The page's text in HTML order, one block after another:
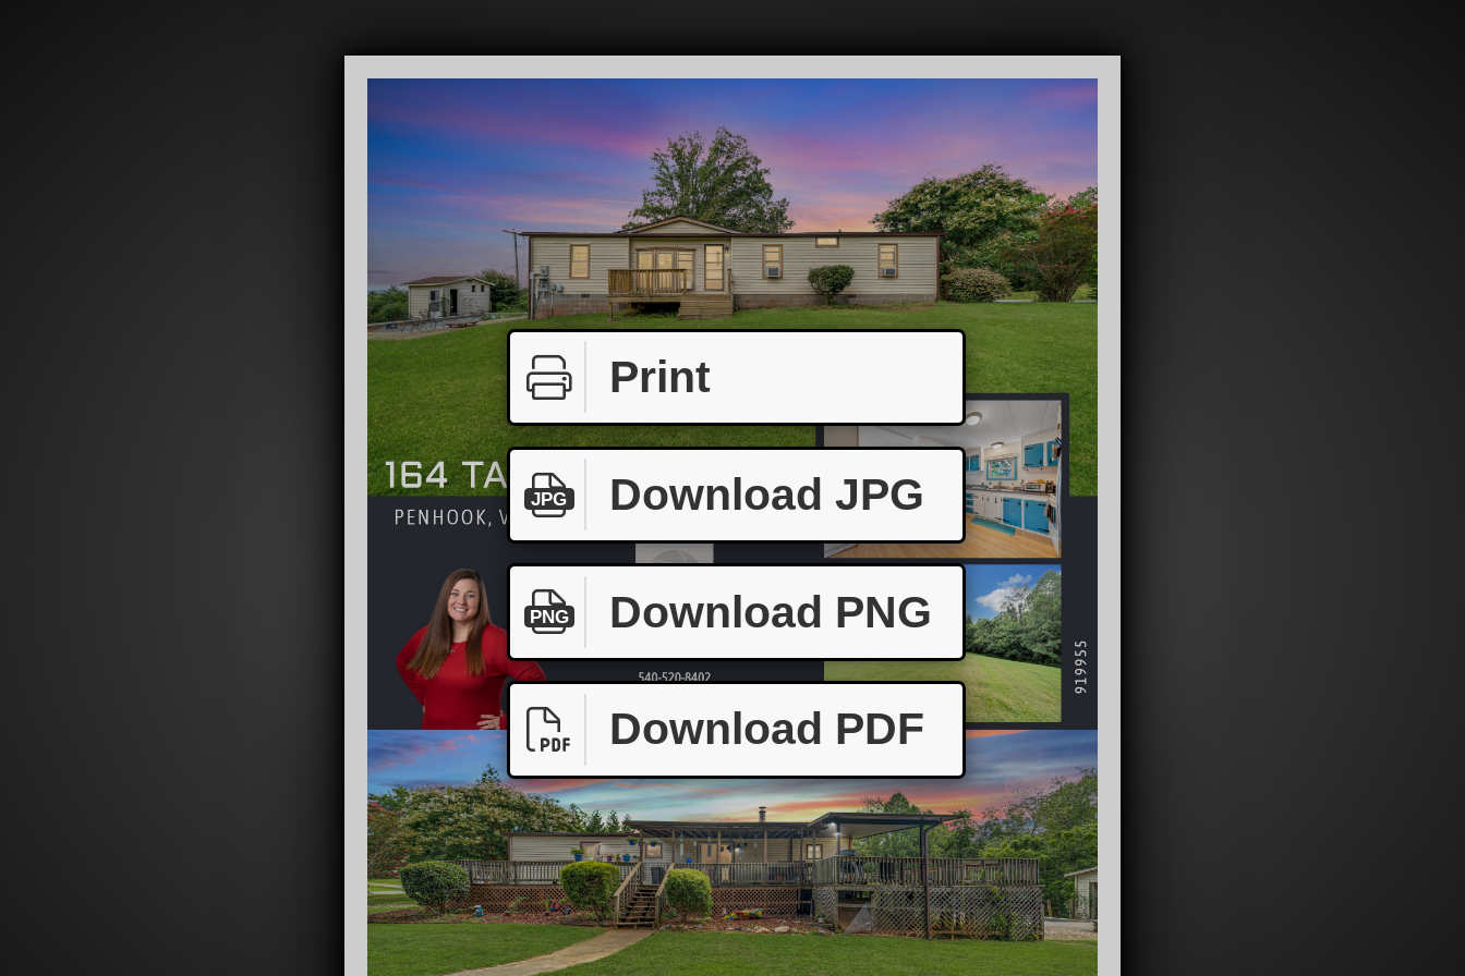
Print
JPG Download JPG
PNG Download PNG
Download PDF